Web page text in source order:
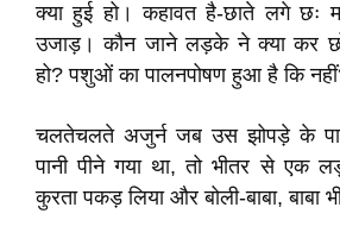
क्या हुई हो। कहावत है-छाते लगे छः
उजाड़। कौन जाने लड़के ने क्या कर
हो? पशुओं का पालनपोषण हुआ है कि
चलतेचलते अजुर्न जब उस झोपड़े के
पानी पीने गया था, तो भीतर से एक
कुरता पकड़ लिया और बोली-बाबा, बाबा